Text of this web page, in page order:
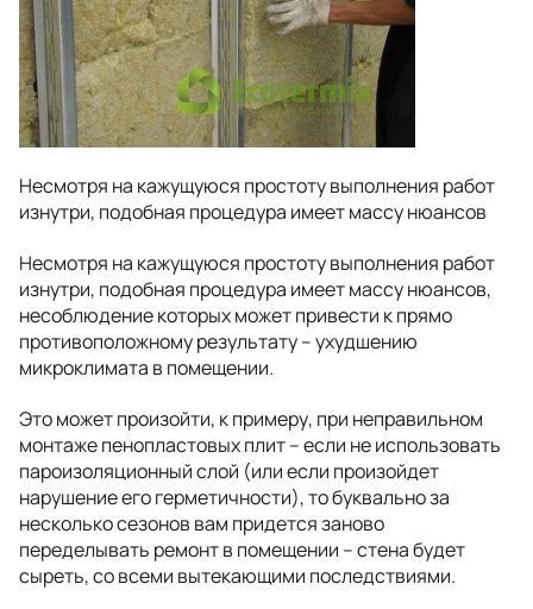
Несмотря на кажущуюся простоту выполнения работ
изнутри, подобная процедура имеет массу нюансов
Несмотря на кажущуюся простоту выполнения работ
изнутри, подобная процедура имеет массу нюансов,
несоблюдение которых может привести к прямо
противоположному результату – ухудшению
микроклимата в помещении.
Это может произойти, к примеру, при неправильном
монтаже пенопластовых плит – если не использовать
пароизоляционный слой (или если произойдет
нарушение его герметичности), то буквально за
несколько сезонов вам придется заново
переделывать ремонт в помещении – стена будет
сыреть, со всеми вытекающими последствиями.